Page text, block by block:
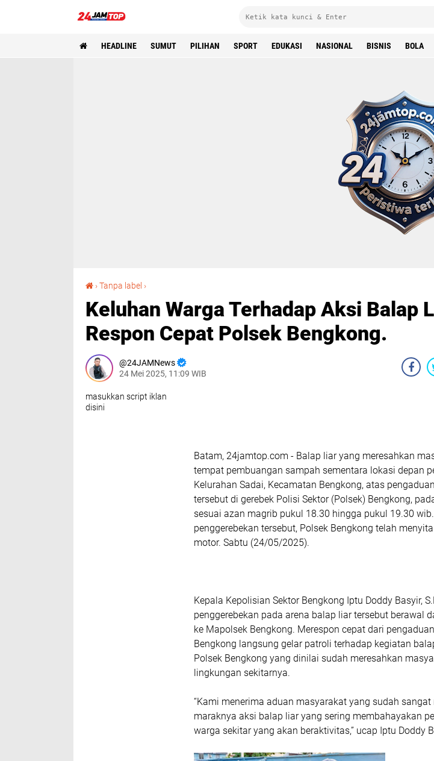
HEADLINE SUMUT PILIHAN SPORT EDUKASI NASIONAL BISNIS BOLA
›Tanpa label ›
Keluhan Warga Terhadap Aksi Balap
Respon Cepat Polsek Bengkong.
24JAMNews
24 Mei 2025, 11:09 WIB
masukkan script iklan
disini
Batam, 24jamtop.com - Balap liar yang meresahkan
tempat pembuangan sampah sementara lokasi depan
Kelurahan Sadai, Kecamatan Bengkong, atas
tersebut di gerebek Polisi Sektor (Polsek) Bengkong,
sesuai azan magrib pukul 18.30 hingga pukul 19.30
penggerebekan tersebut, Polsek Bengkong telah
motor. Sabtu (24/05/2025).
Kepala Kepolisian Sektor Bengkong Iptu Doddy Basyir,
penggerebekan pada arena balap liar tersebut berawal
ke Mapolsek Bengkong. Merespon cepat dari
Bengkong langsung gelar patroli terhadap kegiatan
Polsek Bengkong yang dinilai sudah meresahkan
lingkungan sekitarnya.
“Kami menerima aduan masyarakat yang sudah sangat
maraknya aksi balap liar yang sering membahayakan
warga sekitar yang akan beraktivitas,” ucap Iptu Doddy